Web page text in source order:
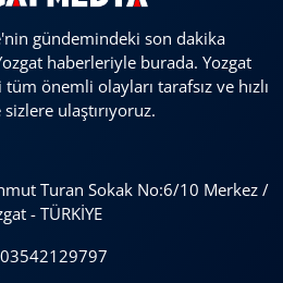
gündemindeki son dakika
haberleriyle burada. Yozgat
önemli olayları tarafsız ve hızlı
ulaştırıyoruz.
Turan Sokak No:6/10 Merkez /
- TÜRKİYE
03542129797